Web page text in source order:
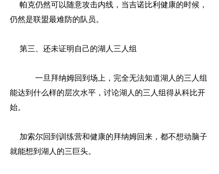
帕克仍然可以随意攻击内线，当吉诺比利健康的时候，
仍然是联盟最难防的队员。
第三、还未证明自己的湖人三人组
一旦拜纳姆回到场上，完全无法知道湖人的三人组
能达到什么样的层次水平，讨论湖人的三人组得从科比开
始。
加索尔回到训练营和健康的拜纳姆回来，都不想动脑子
就能想到湖人的三巨头。